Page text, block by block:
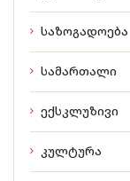
საზოგადოება
სამართალი
ექსკლუზივი
კულტურა